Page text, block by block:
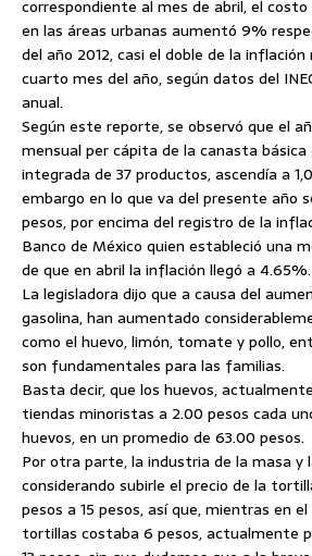
correspondiente al mes de abril, el
en las áreas urbanas aumentó 9%
del año 2012, casi el doble de la
cuarto mes del año, según datos del
anual.
Según este reporte, se observó que el
mensual per cápita de la canasta básica
integrada de 37 productos, ascendía a
embargo en lo que va del presente año
pesos, por encima del registro de la
Banco de México quien estableció una
de que en abril la inflación llegó a 4.65%.
La legisladora dijo que a causa del
gasolina, han aumentado
como el huevo, limón, tomate y pollo,
son fundamentales para las familias.
Basta decir, que los huevos,
tiendas minoristas a 2.00 pesos cada
huevos, en un promedio de 63.00 pesos.
Por otra parte, la industria de la masa
considerando subirle el precio de la
pesos a 15 pesos, así que, mientras en
tortillas costaba 6 pesos, actualmente